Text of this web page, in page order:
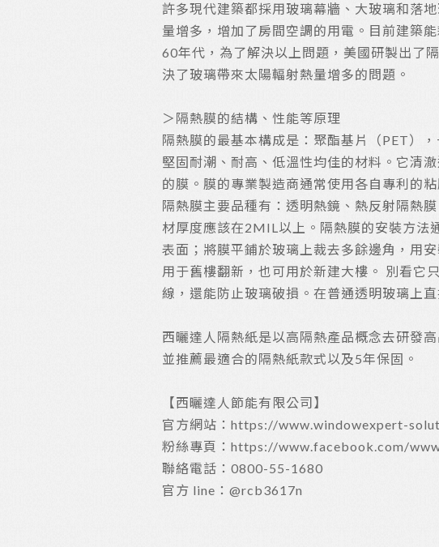
許多現代建築都採用玻璃幕牆、大玻璃和落
量增多，增加了房間空調的用電。目前建築
60年代，為了解決以上問題，美國研製出了
決了玻璃帶來太陽輻射熱量增多的問題。
＞隔熱膜的結構、性能等原理
隔熱膜的最基本構成是：聚酯基片（PET）
堅固耐潮、耐高、低溫性均佳的材料。它清
的膜。膜的專業製造商通常使用各自專利的
隔熱膜主要品種有：透明熱鏡、熱反射隔熱
材厚度應該在2MIL以上。隔熱膜的安裝方法
表面；將膜平鋪於玻璃上裁去多餘邊角，用
用于舊樓翻新，也可用於新建大樓。 別看它
線，還能防止玻璃破損。在普通透明玻璃上
西曬達人隔熱紙是以高隔熱產品概念去研發
並推薦最適合的隔熱紙款式以及5年保固。
【西曬達人節能有限公司】
官方網站：https://www.windowexpert-
粉絲專頁：https://www.facebook.com/
聯絡電話：0800-55-1680
官方 line：@rcb3617n